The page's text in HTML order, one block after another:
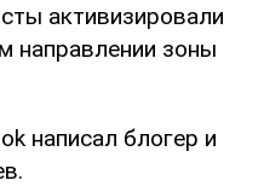
активизировали
направлении зоны
написал блогер и